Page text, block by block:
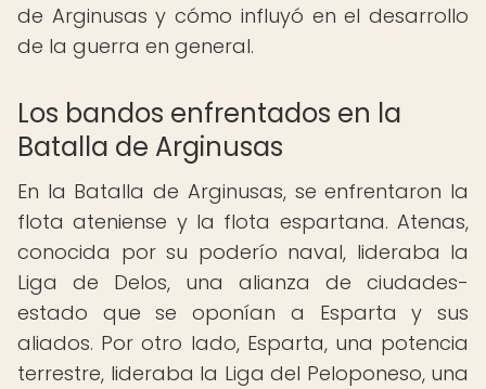
de Arginusas y cómo influyó en el desarrollo
de la guerra en general.
Los bandos enfrentados en la
Batalla de Arginusas
En la Batalla de Arginusas, se enfrentaron la
flota ateniense y la flota espartana. Atenas,
conocida por su poderío naval, lideraba la
Liga de Delos, una alianza de ciudades-
estado que se oponían a Esparta y sus
aliados. Por otro lado, Esparta, una potencia
terrestre, lideraba la Liga del Peloponeso, una